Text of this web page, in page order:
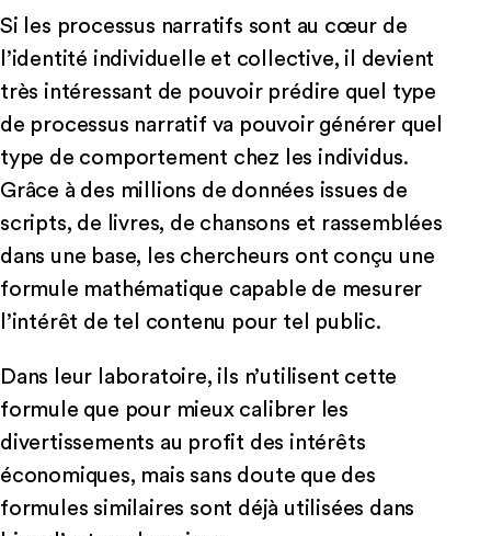
Si les processus narratifs sont au cœur de
l’identité individuelle et collective, il devient
très intéressant de pouvoir prédire quel type
de processus narratif va pouvoir générer quel
type de comportement chez les individus.
Grâce à des millions de données issues de
scripts, de livres, de chansons et rassemblées
dans une base, les chercheurs ont conçu une
formule mathématique capable de mesurer
l’intérêt de tel contenu pour tel public.
Dans leur laboratoire, ils n’utilisent cette
formule que pour mieux calibrer les
divertissements au profit des intérêts
économiques, mais sans doute que des
formules similaires sont déjà utilisées dans